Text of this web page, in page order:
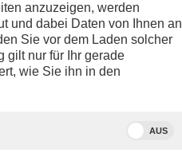
Youtube
Facebook
anzuzeigen, werden
und dabei Daten von Ihnen an
Sie vor dem Laden solcher
gilt nur für Ihr gerade
wie Sie ihn in den
AUS